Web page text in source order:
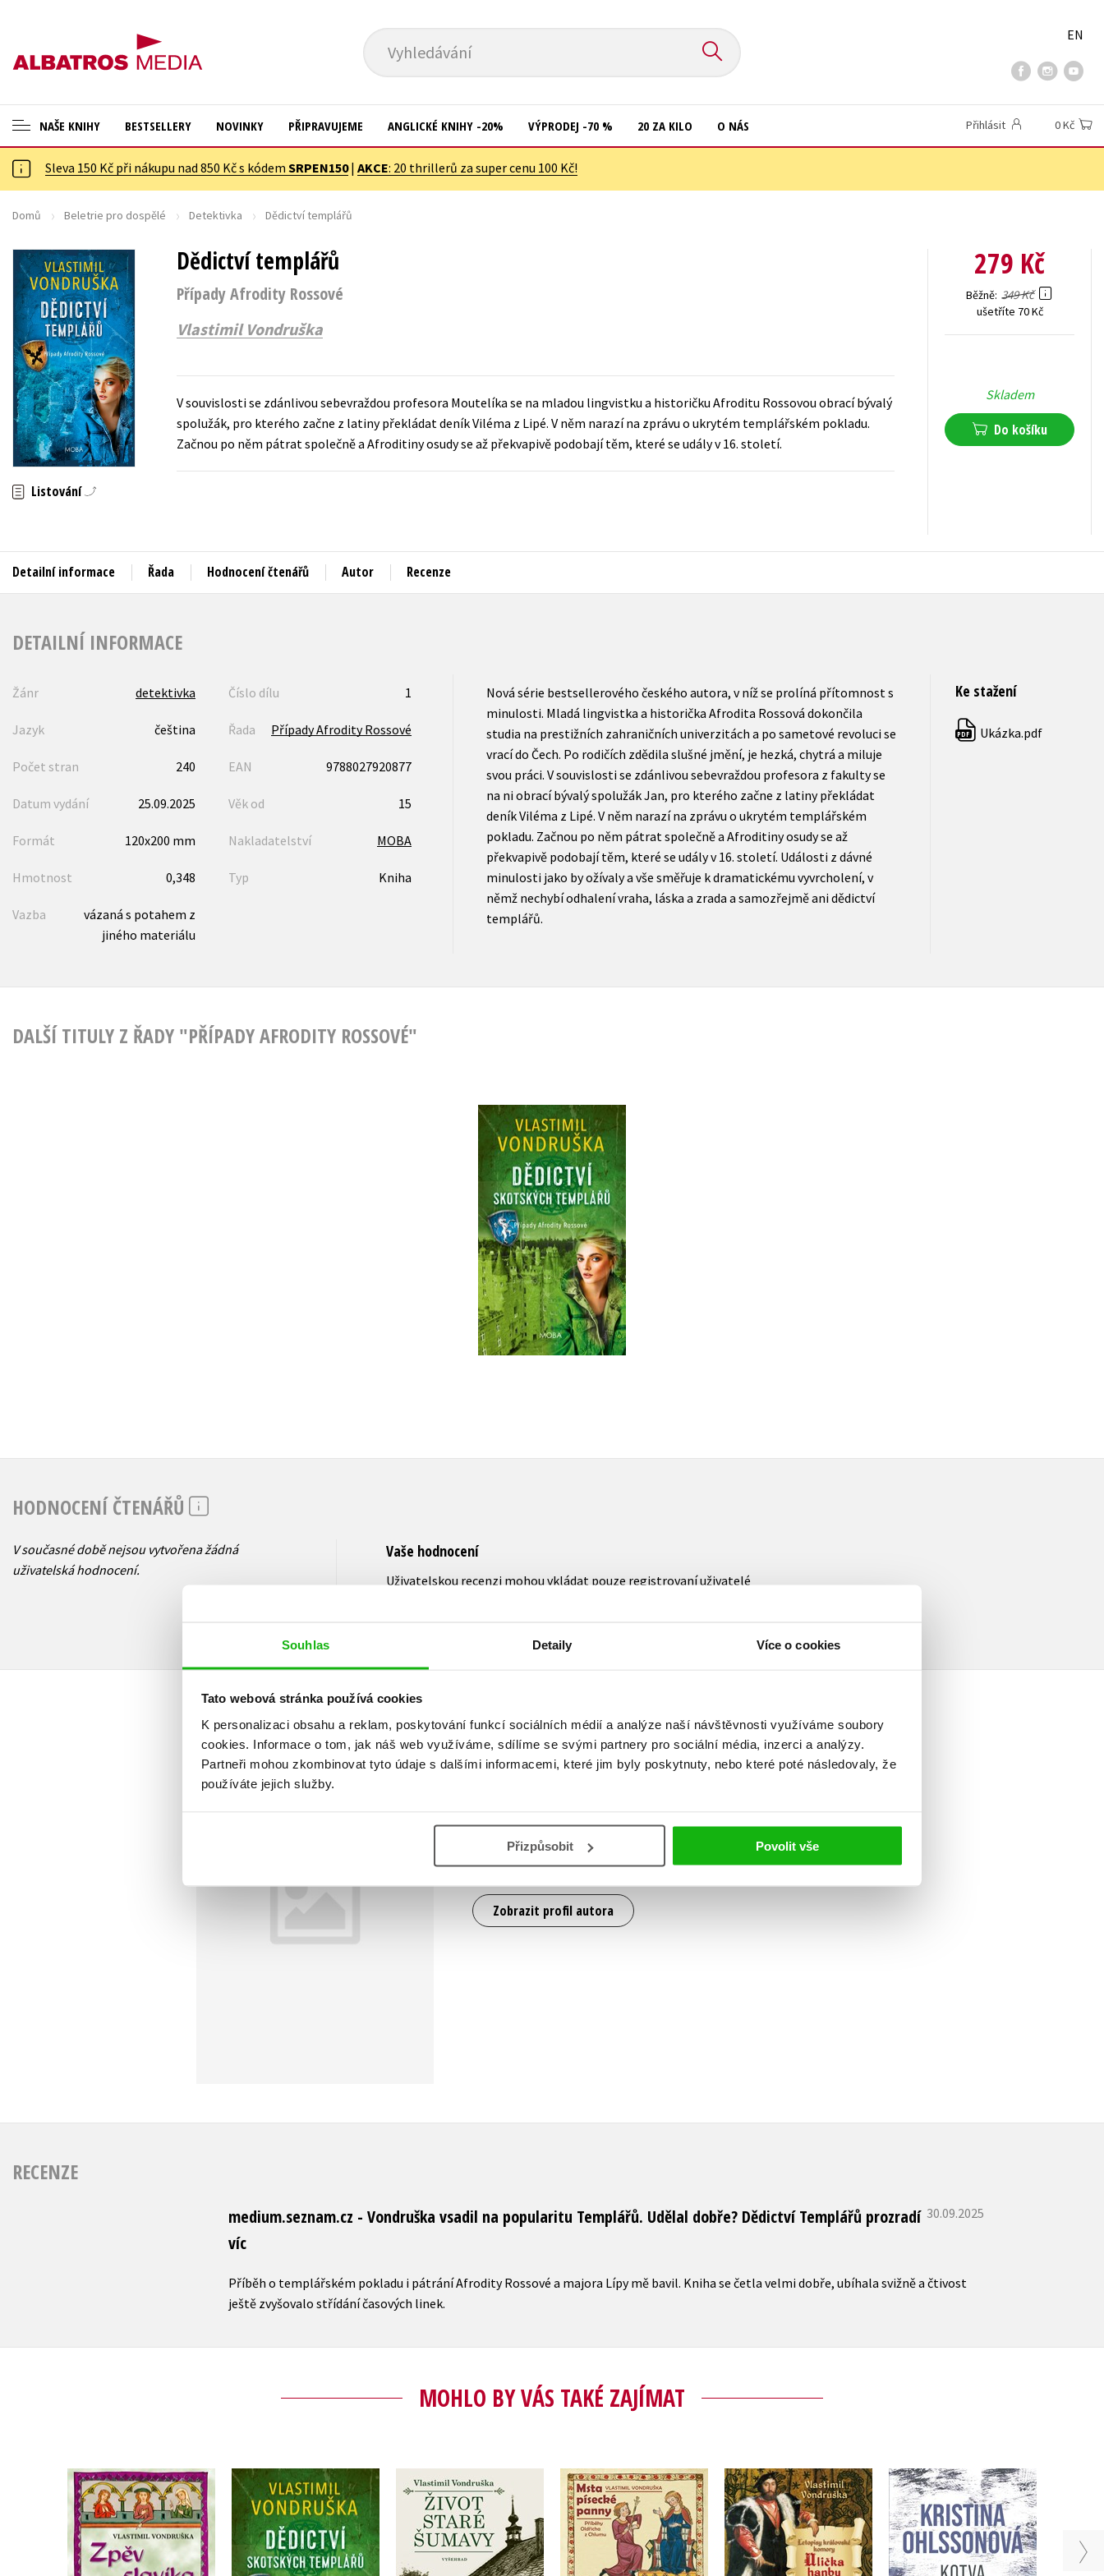
Souhlas Detaily Více o cookies
Tato webová stránka používá cookies
K personalizaci obsahu a reklam, poskytování funkcí sociálních médií a analýze naší návštěvnosti využíváme soubory
cookies. Informace o tom, jak náš web využíváme, sdílíme se svými partnery pro sociální média, inzerci a analýzy.
Partneři mohou zkombinovat tyto údaje s dalšími informacemi, které jim byly poskytnuty, nebo které poté následovaly, že
používáte jejich služby.
Přizpůsobit Povolit vše
Vyhledávání
EN
NAŠE KNIHY
ANGLICKÉ KNIHY -20 %
VÝPRODEJ -70 %
20 ZA KILO
KNIHY S DÁRKEM
🎁DÁRKOVÉ PUBLIKACE
✉️ DÁRKOVÉ POUKAZY
Auto - moto
Beletrie pro děti
Beletrie pro dospělé
Byznys a ekonomie
Cestování
Dárkové zboží
Digitální fotografie
Esoterika a duchovní svět
Hobby
Jazyky
Komiks
Populárně - naučná pro dospělé
Populárně - naučné pro děti
Young adult (SK)
Zahraniční literatura
Všechny tituly
BESTSELLERY NOVINKY PŘIPRAVUJEME ANGLICKÉ KNIHY -20% VÝPRODEJ -70 % 20 ZA KILO O NÁS Přihlásit 0 Kč
Sleva 150 Kč při nákupu nad 850 Kč s kódem SRPEN150| AKCE: 20 thrillerů za super cenu 100 Kč!
Domů Beletrie pro dospělé Detektivka Dědictví templářů
Dědictví templářů
Případy Afrodity Rossové
Vlastimil Vondruška
Listování
V souvislosti se zdánlivou sebevraždou profesora Moutelíka se na mladou lingvistku a historičku Afroditu Rossovou obrací bývalý
spolužák, pro kterého začne z latiny překládat deník Viléma z Lipé. V něm narazí na zprávu o ukrytém templářském pokladu.
Začnou po něm pátrat společně a Afroditiny osudy se až překvapivě podobají těm, které se udály v 16. století.
279 Kč
Běžně 349 Kč
ušetříte 70 Kč
Skladem
Do košíku
Detailní informace Řada Hodnocení čtenářů Autor Recenze
DETAILNÍ INFORMACE
Žánr detektivka Číslo dílu 1
Jazyk čeština Řada Případy Afrodity Rossové
Počet stran 240 EAN 9788027920877
Datum vydání 25.09.2025 Věk od 15
Formát 120x200 mm Nakladatelství MOBA
Hmotnost 0,348 Typ Kniha
Vazba
vázaná s potahem z
jiného materiálu
Nová série bestsellerového českého autora, v níž se prolíná přítomnost s
minulosti. Mladá lingvistka a historička Afrodita Rossová dokončila
studia na prestižních zahraničních univerzitách a po sametové revoluci se
vrací do Čech. Po rodičích zdědila slušné jmění, je hezká, chytrá a miluje
svou práci. V souvislosti se zdánlivou sebevraždou profesora z fakulty se
na ni obrací bývalý spolužák Jan, pro kterého začne z latiny překládat
deník Viléma z Lipé. V něm narazí na zprávu o ukrytém templářském
pokladu. Začnou po něm pátrat společně a Afroditiny osudy se až
překvapivě podobají těm, které se udály v 16. století. Události z dávné
minulosti jako by ožívaly a vše směřuje k dramatickému vyvrcholení, v
němž nechybí odhalení vraha, láska a zrada a samozřejmě ani dědictví
templářů.
Ke stažení
PDF Ukázka.pdf
DALŠÍ TITULY Z ŘADY "PŘÍPADY AFRODITY ROSSOVÉ"
Dědictví skotských
templářů
Vlastimil Vondruška
Do košíku
369 Kč
295 Kč
HODNOCENÍ ČTENÁŘŮ
V současné době nejsou vytvořena žádná
uživatelská hodnocení.
Vaše hodnocení
Uživatelskou recenzi mohou vkládat pouze registrovaní uživatelé
Vlastimil Vondruška
životopisné a detektivní romány). Vydává rovněž populárně naučné knihy.
Jeho nejúspěšnějším titulem je čtyřdílná
Zobrazit profil autora
RECENZE
medium.seznam.cz - Vondruška vsadil na popularitu Templářů. Udělal dobře? Dědictví Templářů prozradí
víc
30.09.2025
Příběh o templářském pokladu i pátrání Afrodity Rossové a majora Lípy mě bavil. Kniha se četla velmi dobře, ubíhala svižně a čtivost
ještě zvyšovalo střídání časových linek.
MOHLO BY VÁS TAKÉ ZAJÍMAT
Zpěv slavíka
Vlastimil Vondruška
Dědictví skotských
templářů
Vlastimil Vondruška
Život staré Šumavy
Vlastimil Vondruška
Msta písecké panny
(audiokniha)
Vlastimil Vondruška
Ulička hanby
(audiokniha)
Vlastimil Vondruška
Kotva
Kristina Ohlssonová